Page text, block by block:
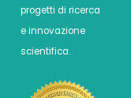
progetti di ricerca
e innovazione
scientifica.